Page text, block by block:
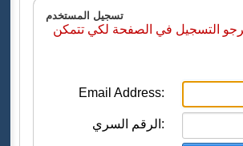
تسجيل المستخدم
التسجيل في الصفحة لكي تتمكن
Email Address:
الرقم السري: